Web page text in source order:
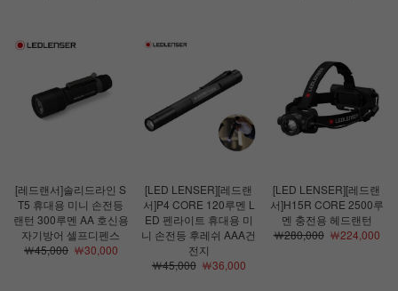
[레드랜서]솔리드라인 S
T5 휴대용 미니 손전등
랜턴 300루멘 AA 호신용
자기방어 셀프디펜스
￦45,000￦30,000
[LED LENSER][레드랜
서]P4 CORE 120루멘 L
ED 펜라이트 휴대용 미
니 손전등 후레쉬 AAA건
전지
￦45,000￦36,000
[LED LENSER][레드랜
서]H15R CORE 2500루
멘 충전용 헤드랜턴
￦280,000￦224,000